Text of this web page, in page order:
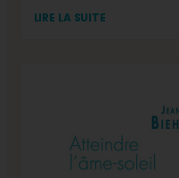
LIRE LA SUITE